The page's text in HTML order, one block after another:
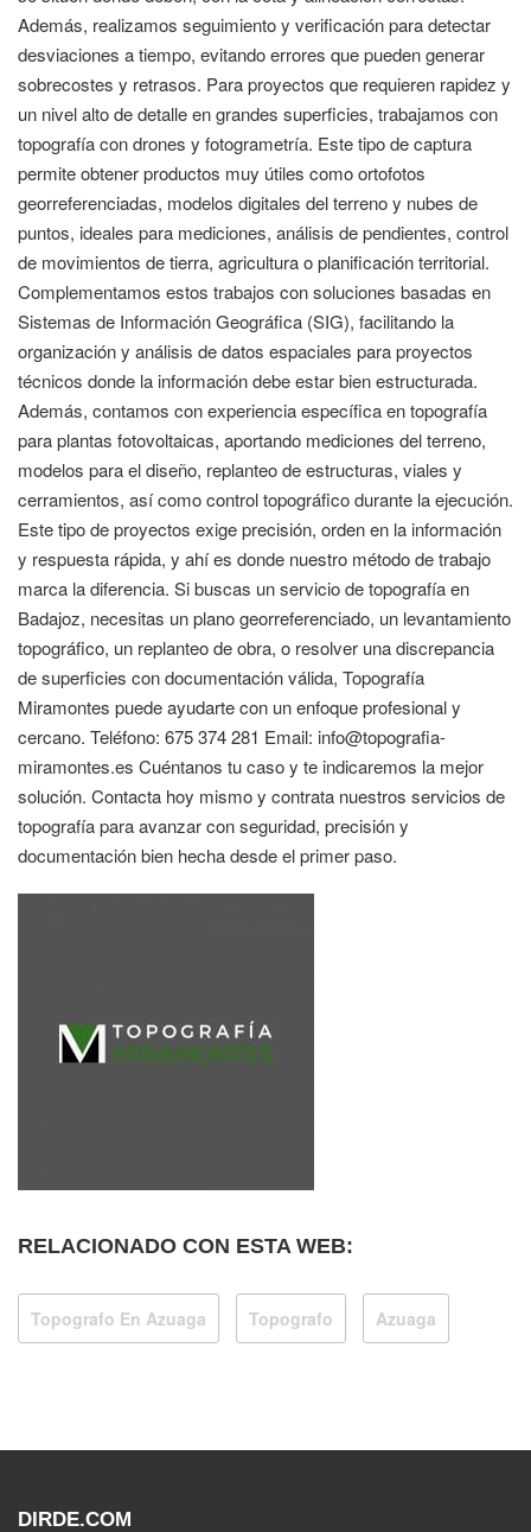
Además, realizamos seguimiento y verificación para detectar
desviaciones a tiempo, evitando errores que pueden generar
sobrecostes y retrasos. Para proyectos que requieren rapidez y
un nivel alto de detalle en grandes superficies, trabajamos con
topografía con drones y fotogrametría. Este tipo de captura
permite obtener productos muy útiles como ortofotos
georreferenciadas, modelos digitales del terreno y nubes de
puntos, ideales para mediciones, análisis de pendientes, control
de movimientos de tierra, agricultura o planificación territorial.
Complementamos estos trabajos con soluciones basadas en
Sistemas de Información Geográfica (SIG), facilitando la
organización y análisis de datos espaciales para proyectos
técnicos donde la información debe estar bien estructurada.
Además, contamos con experiencia específica en topografía
para plantas fotovoltaicas, aportando mediciones del terreno,
modelos para el diseño, replanteo de estructuras, viales y
cerramientos, así como control topográfico durante la ejecución.
Este tipo de proyectos exige precisión, orden en la información
y respuesta rápida, y ahí es donde nuestro método de trabajo
marca la diferencia. Si buscas un servicio de topografía en
Badajoz, necesitas un plano georreferenciado, un levantamiento
topográfico, un replanteo de obra, o resolver una discrepancia
de superficies con documentación válida, Topografía
Miramontes puede ayudarte con un enfoque profesional y
cercano. Teléfono: 675 374 281 Email: info@topografia-
miramontes.es Cuéntanos tu caso y te indicaremos la mejor
solución. Contacta hoy mismo y contrata nuestros servicios de
topografía para avanzar con seguridad, precisión y
documentación bien hecha desde el primer paso.
RELACIONADO CON ESTA WEB:
Topografo En Azuaga Topografo Azuaga
DIRDE.COM